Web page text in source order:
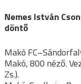
Nemes István
döntő
Makó
Makó, 800 néző.
Zs.).